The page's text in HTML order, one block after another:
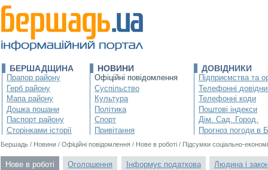
БЕРШАДЩИНА
Прапор району
Герб району
Мапа району
Дошка пошани
Паспорт району
Сторінками історії
НОВИНИ
Офіційні повідомлення
Суспільство
Культура
Політика
Спорт
Привітання
ДОВІДНИКИ
Підприємства та
Телефонні
Телефонні коди
Поштові індекси
Дім. Сад. Город.
Прогноз погоди в
Бершадь / Новини / Офіційні повідомлення / Нове в роботі / Підсумки соціально-
Нове в роботі Оголошення Інформує податкова Людина і